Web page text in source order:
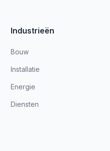
Industrieën
Bouw
Installatie
Energie
Diensten